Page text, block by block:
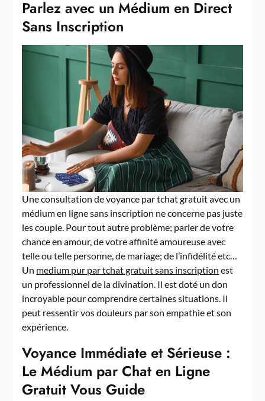
Parlez avec un Médium en Direct
Sans Inscription
Une consultation de voyance par tchat gratuit avec un
médium en ligne sans inscription ne concerne pas juste
les couple. Pour tout autre problème; parler de votre
chance en amour, de votre affinité amoureuse avec
telle ou telle personne, de mariage; de l’infidélité etc…
Un medium pur par tchat gratuit sans inscription est
un professionnel de la divination. Il est doté un don
incroyable pour comprendre certaines situations. Il
peut ressentir vos douleurs par son empathie et son
expérience.
Voyance Immédiate et Sérieuse :
Le Médium par Chat en Ligne
Gratuit Vous Guide